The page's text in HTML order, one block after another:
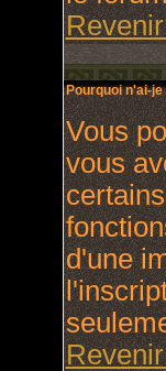
Pourquoi n'ai-
Vous
vous
d'une